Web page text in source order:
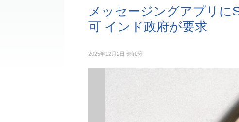
メッセージングアプリに
可 インド政府が要求
2025年12月2日 6時0分